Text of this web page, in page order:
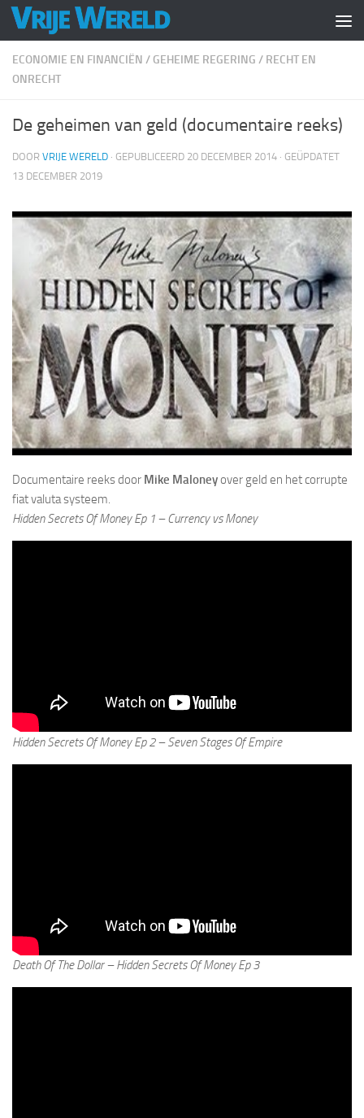
Doorgaan naar inhoud
ECONOMIE EN FINANCIËN / GEHEIME REGERING / RECHT EN
ONRECHT
De geheimen van geld (documentaire reeks)
DOOR VRIJE WERELD · GEPUBLICEERD 20 DECEMBER 2014 · GEÜPDATET
13 DECEMBER 2019
Documentaire reeks door Mike Maloneyover geld en het corrupte
fiat valuta systeem.
Hidden Secrets Of Money Ep 1 – Currency vs Money
Hidden Secrets Of Money Ep 2 – Seven Stages Of Empire
Death Of The Dollar – Hidden Secrets Of Money Ep 3